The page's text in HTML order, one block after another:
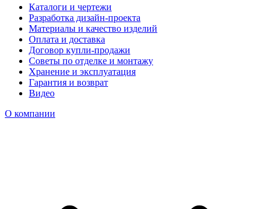
Каталоги и чертежи
Разработка дизайн-проекта
Материалы и качество изделий
Оплата и доставка
Договор купли-продажи
Советы по отделке и монтажу
Хранение и эксплуатация
Гарантия и возврат
Видео
О компании